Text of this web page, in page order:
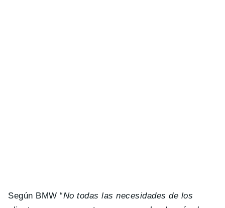
Según BMW “No todas las necesidades de los